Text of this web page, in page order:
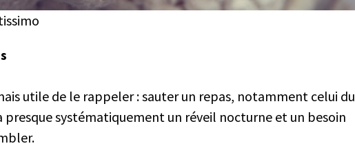
utile de le rappeler : sauter un repas, notamment celui du
presque systématiquement un réveil nocturne et un besoin